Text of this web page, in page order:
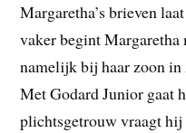
Margaretha’s brieven
vaker begint
namelijk bij haar zoon in
Met Godard Junior gaat
plichtsgetrouw vraagt hij